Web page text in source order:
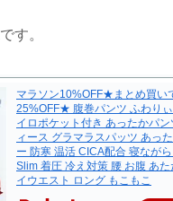
です。
マラソン10%OFF★まとめ買い
25%OFF★ 腹巻パンツ ふわり
イロポケット付き あったかパ
ィース グラマラスパッツ あっ
ー 防寒 温活 CICA配合 寝なが
Slim 着圧 冷え対策 腰 お腹 あ
イウエスト ロング もこもこ